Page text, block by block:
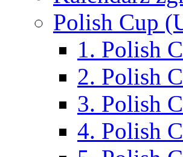
Polish Cup
1. Polish
2. Polish
3. Polish
4. Polish